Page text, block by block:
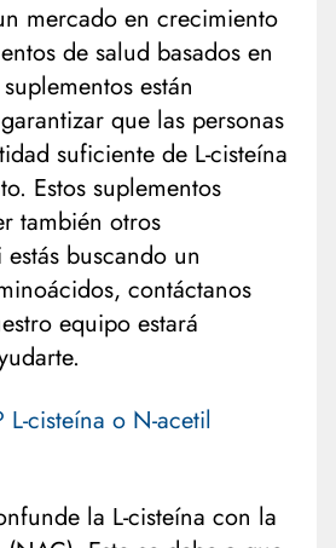
mercado en crecimiento
de salud basados en
están
que las personas
suficiente de L-cisteína
Estos suplementos
también otros
buscando un
contáctanos
equipo estará
cisteína o N-acetil
la L-cisteína con la